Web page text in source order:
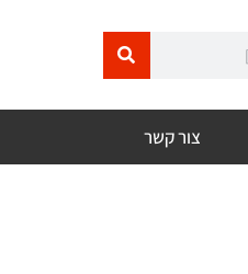
צור קשר